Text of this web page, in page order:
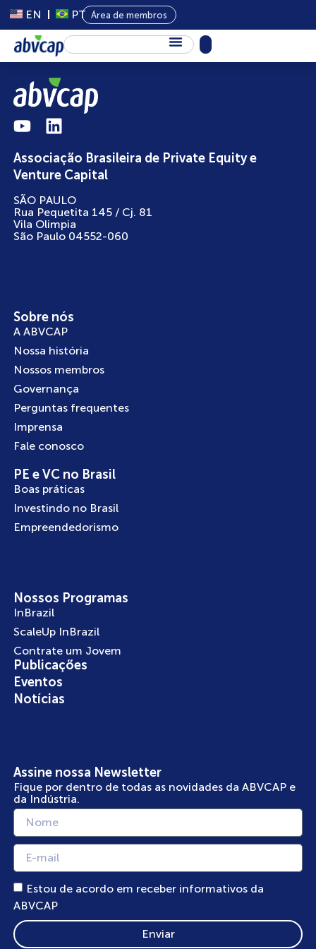
EN PT Área de membros
Sobre Nós
Capital Privado
Programas
Conteúdo
Eventos
Notícias
Associação Brasileira de Private Equity e
Venture Capital
SÃO PAULO
Rua Pequetita 145 / Cj. 81
Vila Olimpia
São Paulo 04552-060
Sobre nós
A ABVCAP
Nossa história
Nossos membros
Governança
Perguntas frequentes
Imprensa
Fale conosco
PE e VC no Brasil
Boas práticas
Investindo no Brasil
Empreendedorismo
Nossos Programas
InBrazil
ScaleUp InBrazil
Contrate um Jovem
Publicações
Eventos
Notícias
Assine nossa Newsletter
Fique por dentro de todas as novidades da ABVCAP e
da Indústria.
Estou de acordo em receber informativos da
ABVCAP
Enviar